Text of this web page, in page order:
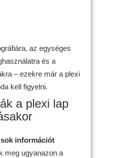
az egységes
és a
– ezekre már a plexi
kell figyelni.
a plexi lap
információt
meg ugyanazon a